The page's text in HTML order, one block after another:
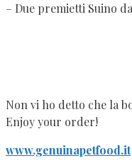
– Due premietti Suino
Non vi ho detto che la
Enjoy your order!
www.genuinapetfood.it